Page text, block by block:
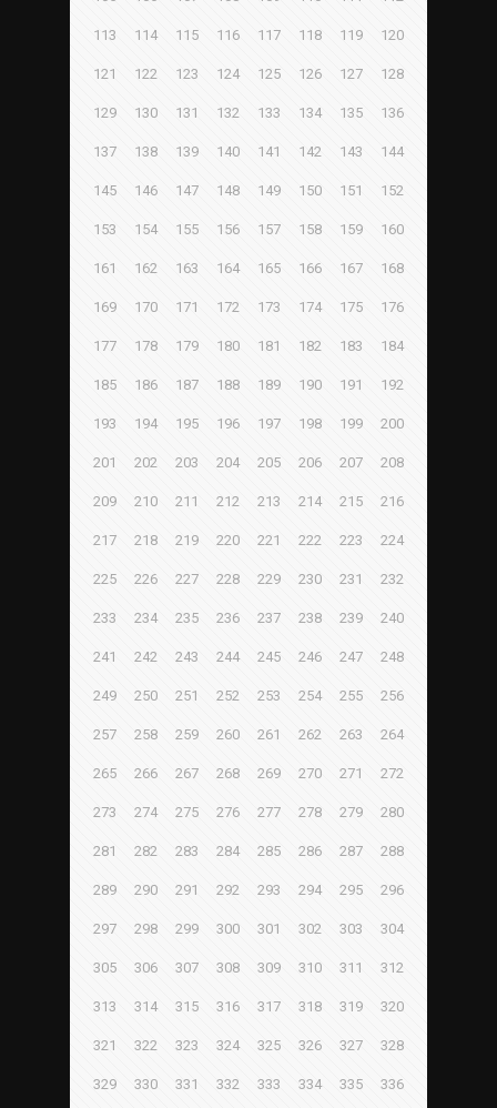
113 114 115 116 117 118 119 120
121 122 123 124 125 126 127 128
129 130 131 132 133 134 135 136
137 138 139 140 141 142 143 144
145 146 147 148 149 150 151 152
153 154 155 156 157 158 159 160
161 162 163 164 165 166 167 168
169 170 171 172 173 174 175 176
177 178 179 180 181 182 183 184
185 186 187 188 189 190 191 192
193 194 195 196 197 198 199 200
201 202 203 204 205 206 207 208
209 210 211 212 213 214 215 216
217 218 219 220 221 222 223 224
225 226 227 228 229 230 231 232
233 234 235 236 237 238 239 240
241 242 243 244 245 246 247 248
249 250 251 252 253 254 255 256
257 258 259 260 261 262 263 264
265 266 267 268 269 270 271 272
273 274 275 276 277 278 279 280
281 282 283 284 285 286 287 288
289 290 291 292 293 294 295 296
297 298 299 300 301 302 303 304
305 306 307 308 309 310 311 312
313 314 315 316 317 318 319 320
321 322 323 324 325 326 327 328
329 330 331 332 333 334 335 336